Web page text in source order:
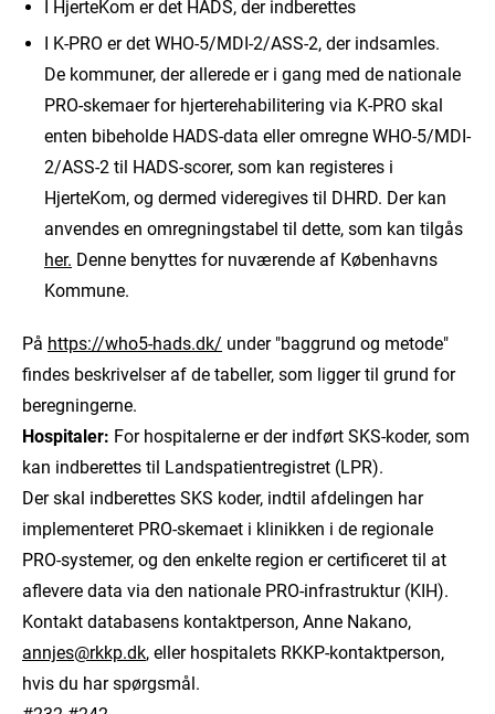
I HjerteKom er det HADS, der indberettes
I K-PRO er det WHO-5/MDI-2/ASS-2, der indsamles.
De kommuner, der allerede er i gang med de nationale
PRO-skemaer for hjerterehabilitering via K-PRO skal
enten bibeholde HADS-data eller omregne WHO-5/MDI-
2/ASS-2 til HADS-scorer, som kan registeres i
HjerteKom, og dermed videregives til DHRD. Der kan
anvendes en omregningstabel til dette, som kan tilgås
her. Denne benyttes for nuværende af Københavns
Kommune.
På https://who5-hads.dk/ under "baggrund og metode"
findes beskrivelser af de tabeller, som ligger til grund for
beregningerne.
Hospitaler: For hospitalerne er der indført SKS-koder, som
kan indberettes til Landspatientregistret (LPR).
Der skal indberettes SKS koder, indtil afdelingen har
implementeret PRO-skemaet i klinikken i de regionale
PRO-systemer, og den enkelte region er certificeret til at
aflevere data via den nationale PRO-infrastruktur (KIH).
Kontakt databasens kontaktperson, Anne Nakano,
annjes@rkkp.dk, eller hospitalets RKKP-kontaktperson,
hvis du har spørgsmål.